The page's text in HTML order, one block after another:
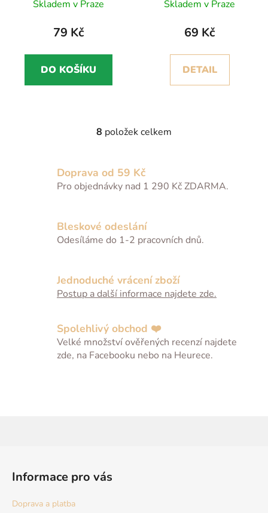
sada 3 ks,
zavazovací
Skladem v Praze
79 Kč
DO KOŠÍKU
nepromokavý, na suchý
Skladem v Praze
69 Kč
DETAIL
O
á
d
í
p
k
y
p
i
s
8 položek celkem
Doprava od 59 Kč
Pro objednávky nad 1 290 Kč ZDARMA.
Bleskové odeslání
Odesíláme do 1-2 pracovních dnů.
Jednoduché vrácení zboží
Postup a další informace najdete zde.
Spolehlivý obchod ❤️
Velké množství ověřených recenzí najdete
zde, na Facebooku nebo na Heurece.
Informace pro vás
Doprava a platba